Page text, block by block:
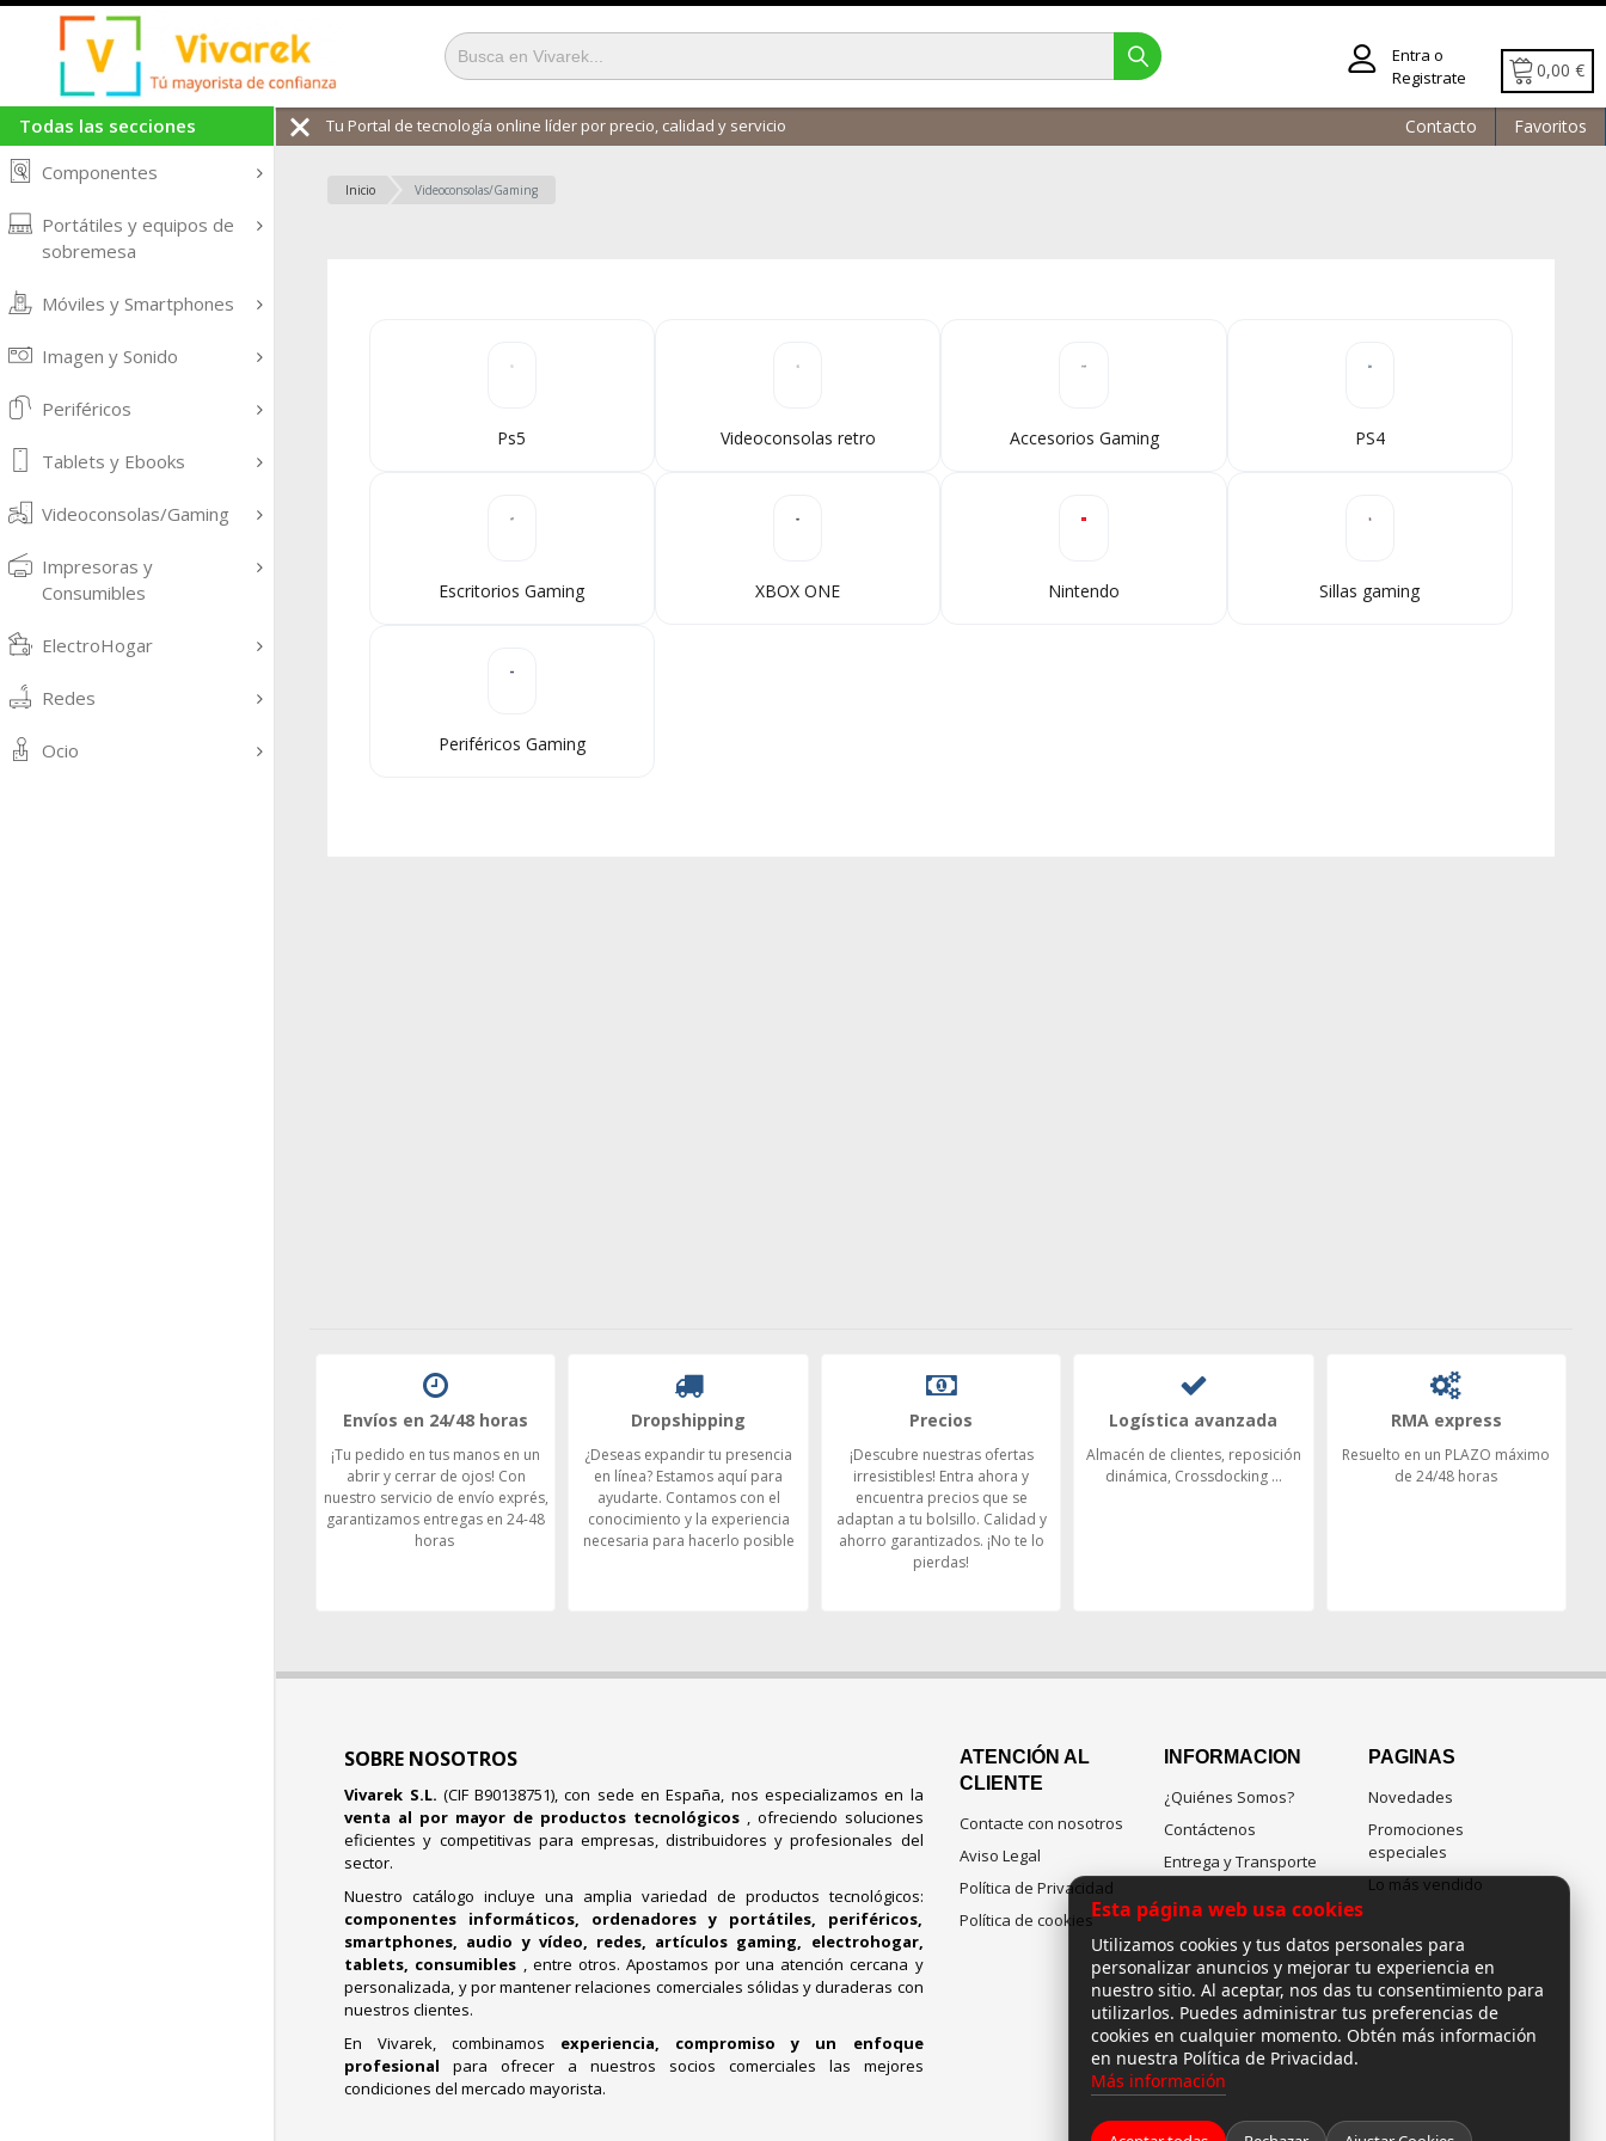
Todas las secciones
Componentes
Portátiles y equipos de
sobremesa
Móviles y Smartphones
Imagen y Sonido
Periféricos
Tablets y Ebooks
Videoconsolas/Gaming
Impresoras y
Consumibles
ElectroHogar
Redes
Ocio
0,00 €
Entra o
Registrate
Tu Portal de tecnología online líder por precio, calidad y servicio Contacto Favoritos
Inicio Videoconsolas/Gaming
Ps5 Videoconsolas retro Accesorios Gaming PS4
Escritorios Gaming XBOX ONE Nintendo Sillas gaming
Periféricos Gaming
Envíos en 24/48 horas
¡Tu pedido en tus manos en un
abrir y cerrar de ojos! Con
nuestro servicio de envío exprés,
garantizamos entregas en 24-48
horas
Dropshipping
¿Deseas expandir tu presencia
en línea? Estamos aquí para
ayudarte. Contamos con el
conocimiento y la experiencia
necesaria para hacerlo posible
Precios
¡Descubre nuestras ofertas
irresistibles! Entra ahora y
encuentra precios que se
adaptan a tu bolsillo. Calidad y
ahorro garantizados. ¡No te lo
pierdas!
Logística avanzada
Almacén de clientes, reposición
dinámica, Crossdocking ...
RMA express
Resuelto en un PLAZO máximo
de 24/48 horas
SOBRE NOSOTROS
Vivarek S.L. (CIF B90138751), con sede en España, nos especializamos en la
venta al por mayor de productos tecnológicos , ofreciendo soluciones
eficientes y competitivas para empresas, distribuidores y profesionales del
sector.
Nuestro catálogo incluye una amplia variedad de productos tecnológicos:
componentes informáticos, ordenadores y portátiles, periféricos,
smartphones, audio y vídeo, redes, artículos gaming, electrohogar,
tablets, consumibles , entre otros. Apostamos por una atención cercana y
personalizada, y por mantener relaciones comerciales sólidas y duraderas con
nuestros clientes.
En Vivarek, combinamos experiencia, compromiso y un enfoque
profesionalpara ofrecer a nuestros socios comerciales las mejores
condiciones del mercado mayorista.
ATENCIÓN AL
CLIENTE
Contacte con nosotros
Aviso Legal
Política de Privacidad
Política de cookies
INFORMACION
¿Quiénes Somos?
Contáctenos
Entrega y Transporte
PAGINAS
Novedades
Promociones
especiales
Lo más vendido
Esta página web usa cookies
Utilizamos cookies y tus datos personales para
personalizar anuncios y mejorar tu experiencia en
nuestro sitio. Al aceptar, nos das tu consentimiento para
utilizarlos. Puedes administrar tus preferencias de
cookies en cualquier momento. Obtén más información
en nuestra Política de Privacidad.
Más información